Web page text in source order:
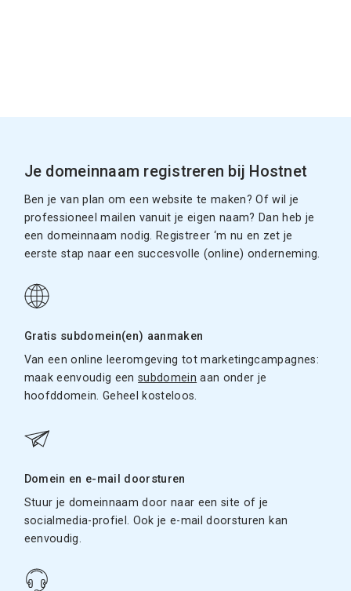
Je domeinnaam registreren bij Hostnet
Ben je van plan om een website te maken? Of wil je
professioneel mailen vanuit je eigen naam? Dan heb je
een domeinnaam nodig. Registreer ‘m nu en zet je
eerste stap naar een succesvolle (online) onderneming.
Gratis subdomein(en) aanmaken
Van een online leeromgeving tot marketingcampagnes:
maak eenvoudig eensubdomein aan onder je
hoofddomein. Geheel kosteloos.
Domein en e-mail doorsturen
Stuur je domeinnaam door naar een site of je
socialmedia-profiel. Ook je e-mail doorsturen kan
eenvoudig.